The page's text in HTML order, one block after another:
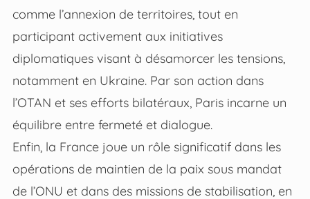
comme l’annexion de territoires, tout en
participant activement aux initiatives
diplomatiques visant à désamorcer les tensions,
notamment en Ukraine. Par son action dans
l’OTAN et ses efforts bilatéraux, Paris incarne un
équilibre entre fermeté et dialogue.
Enfin, la France joue un rôle significatif dans les
opérations de maintien de la paix sous mandat
de l’ONU et dans des missions de stabilisation, en